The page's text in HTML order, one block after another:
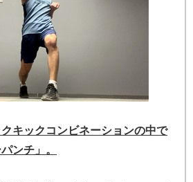
クキックコンビネーションの中で
ンチ」。